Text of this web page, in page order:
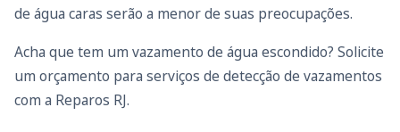
de água caras serão a menor de suas preocupações.
Acha que tem um vazamento de água escondido? Solicite
um orçamento para serviços de detecção de vazamentos
com a Reparos RJ.